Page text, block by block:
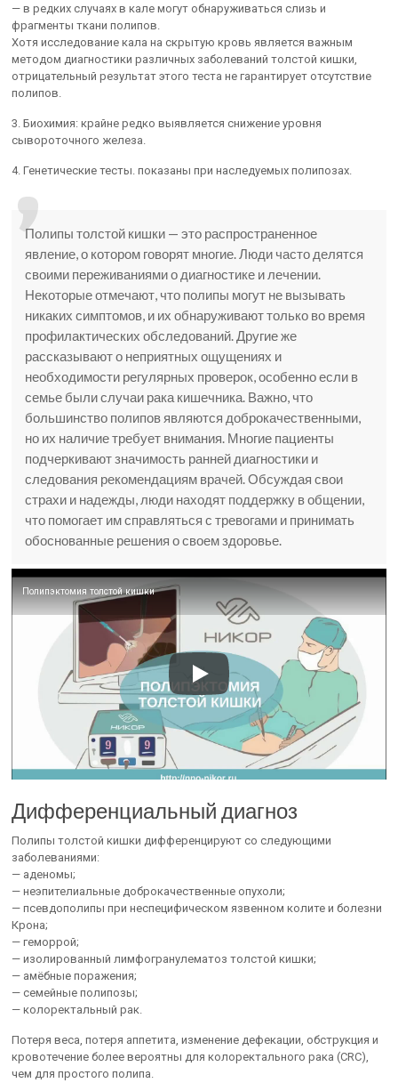
— в редких случаях в кале могут обнаруживаться слизь и
фрагменты ткани полипов.
Хотя исследование кала на скрытую кровь является важным
методом диагностики различных заболеваний толстой кишки,
отрицательный результат этого теста не гарантирует отсутствие
полипов.
3. Биохимия: крайне редко выявляется снижение уровня
сывороточного железа.
4. Генетические тесты. показаны при наследуемых полипозах.
Полипы толстой кишки — это распространенное
явление, о котором говорят многие. Люди часто делятся
своими переживаниями о диагностике и лечении.
Некоторые отмечают, что полипы могут не вызывать
никаких симптомов, и их обнаруживают только во время
профилактических обследований. Другие же
рассказывают о неприятных ощущениях и
необходимости регулярных проверок, особенно если в
семье были случаи рака кишечника. Важно, что
большинство полипов являются доброкачественными,
но их наличие требует внимания. Многие пациенты
подчеркивают значимость ранней диагностики и
следования рекомендациям врачей. Обсуждая свои
страхи и надежды, люди находят поддержку в общении,
что помогает им справляться с тревогами и принимать
обоснованные решения о своем здоровье.
Полипэктомия толстой кишки
Дифференциальный диагноз
Полипы толстой кишки дифференцируют со следующими
заболеваниями:
— аденомы;
— неэпителиальные доброкачественные опухоли;
— псевдополипы при неспецифическом язвенном колите и болезни
Крона;
— геморрой;
— изолированный лимфогранулематоз толстой кишки;
— амёбные поражения;
— семейные полипозы;
— колоректальный рак.
Потеря веса, потеря аппетита, изменение дефекации, обструкция и
кровотечение более вероятны для колоректального рака (CRC),
чем для простого полипа.